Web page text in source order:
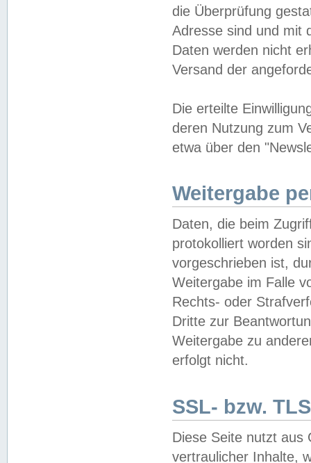
die Überprüfung
Adresse sind und mit
Daten werden nicht
Versand der
Die erteilte
deren Nutzung zum
etwa über den
Weitergabe
Daten, die beim
protokolliert worden
vorgeschrieben ist,
Weitergabe im Falle
Rechts- oder
Dritte zur
Weitergabe zu
erfolgt nicht.
SSL- bzw.
Diese Seite nutzt aus
vertraulicher Inhalte,